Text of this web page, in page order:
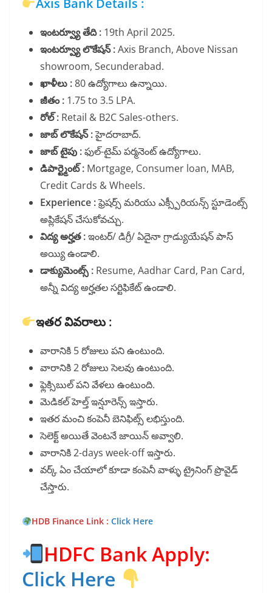
Axis Bank Details :
ఇంటర్వ్యూ తేది : 19th April 2025.
ఇంటర్వ్యూ లొకేషన్ :Axis Branch, Above Nissan
showroom, Secunderabad.
ఖాళీలు :80 ఉద్యోగాలు ఉన్నాయి.
జీతం : 1.75 to 3.5 LPA.
రోల్ : Retail & B2C Sales-others.
జాబ్ లొకేషన్ :హైదరాబాద్.
జాబ్ టైపు :ఫుల్-టైమ్ పర్మనెంట్ ఉద్యోగాలు.
డిపార్ట్మెంట్ : Mortgage, Consumer loan, MAB,
Credit Cards & Wheels.
Experience :ఫ్రెషర్స్ మరియు ఎక్స్పీరియన్స్ స్టూడెంట్స్
అప్లికేషన్ చేసుకోవచ్చు.
విద్య అర్హత :ఇంటర్/ డిగ్రీ/ ఏదైనా గ్రాడ్యుయేషన్ పాస్
అయ్యి ఉండాలి.
డాక్యుమెంట్స్ : Resume, Aadhar Card, Pan Card,
అన్నీ విద్య అర్హతల సర్టిఫికేట్ ఉండాలి.
ఇతర వివరాలు :
వారానికి 5 రోజులు పని ఉంటుంది.
వారానికి 2 రోజులు సెలవు ఉంటుంది.
ఫ్లెక్సిబుల్ పని వేళలు ఉంటుంది.
మెడికల్ హెల్త్ ఇన్షూరెన్స్ ఇస్తారు.
ఇతర మంచి కంపెనీ బెనిఫిట్స్ లభిస్తుంది.
సెలెక్ట్ అయితే వెంటనే జాయిన్ అవ్వాలి.
వారానికి 2-days week-off ఇస్తారు.
వర్క్ ఏం చేయాలో కూడా కంపెనీ వాళ్ళు ట్రైనింగ్ ప్రొవైడ్
చేస్తారు.
HDB Finance Link : Click Here
HDFC Bank Apply:
Click Here